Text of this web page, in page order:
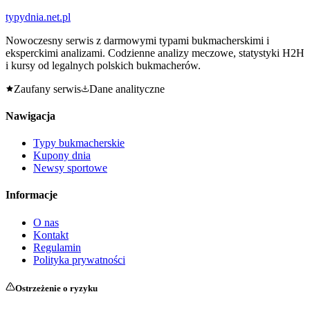
typydnia.net.pl
Nowoczesny serwis z darmowymi typami bukmacherskimi i
eksperckimi analizami. Codzienne analizy meczowe, statystyki H2H
i kursy od legalnych polskich bukmacherów.
Zaufany serwis
Dane analityczne
Nawigacja
Typy bukmacherskie
Kupony dnia
Newsy sportowe
Informacje
O nas
Kontakt
Regulamin
Polityka prywatności
Ostrzeżenie o ryzyku